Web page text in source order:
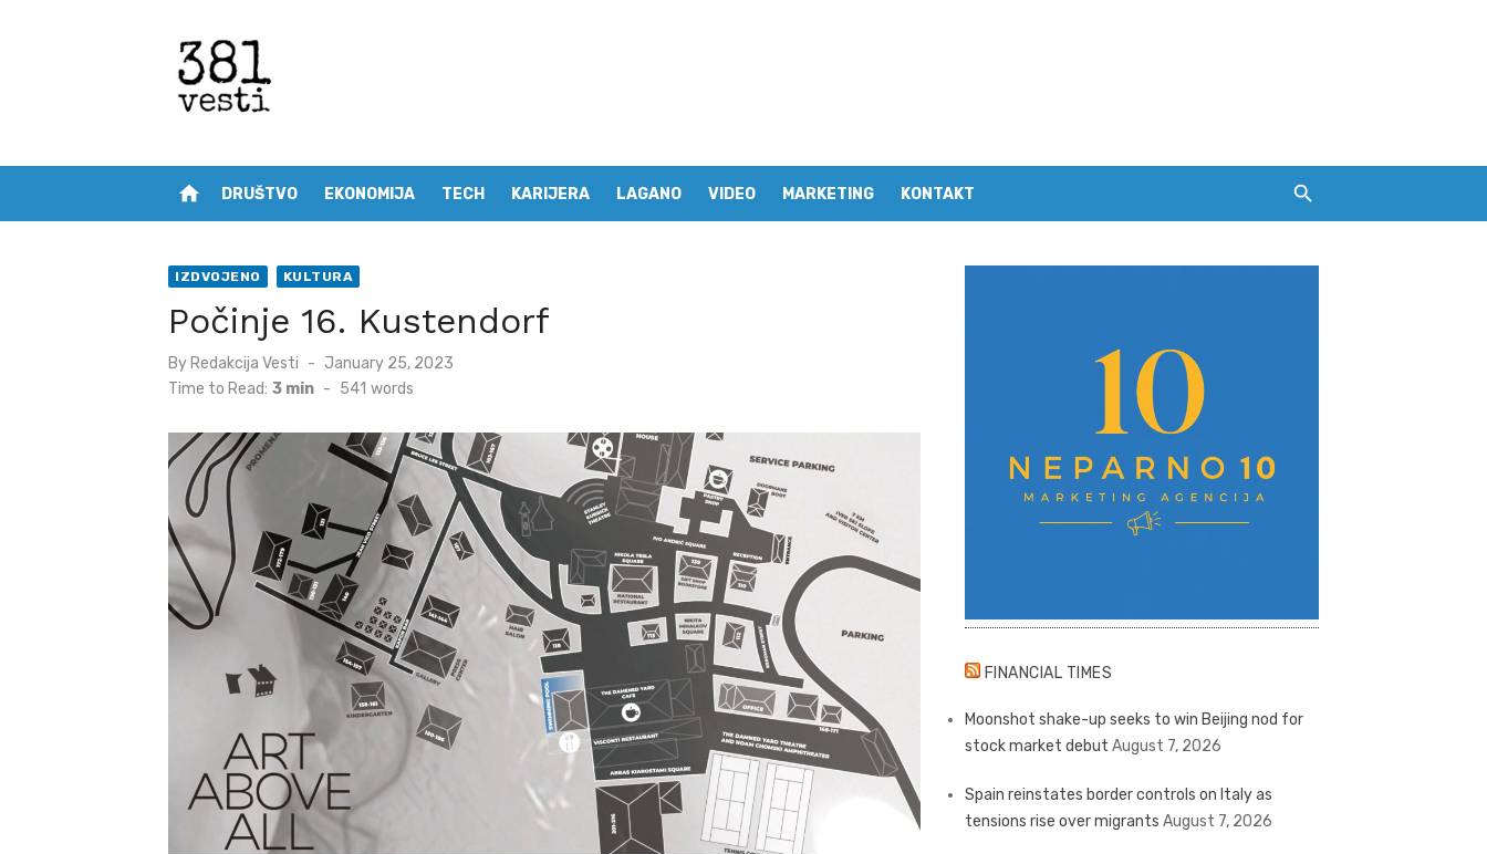
home DRUŠTVO EKONOMIJA TECH KARIJERA LAGANO VIDEO MARKETING KONTAKT
IZDVOJENO KULTURA
Počinje 16. Kustendorf
By Redakcija Vesti
Posted
January 25, 2023
Time to Read: 3 min - 541 words
FINANCIAL TIMES
Moonshot shake-up seeks to win Beijing nod for
stock market debut August 7, 2026
Spain reinstates border controls on Italy as
tensions rise over migrants August 7, 2026